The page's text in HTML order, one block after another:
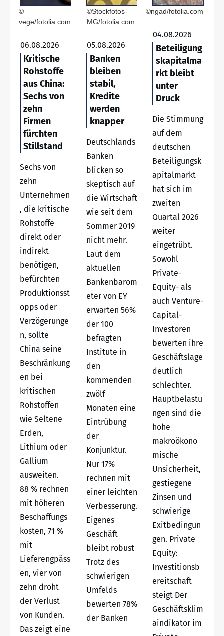
©
vege/fotolia.com
06.08.2026
Kritische
Rohstoffe
aus China:
Sechs von
zehn
Firmen
fürchten
Stillstand
Sechs von
zehn
Unternehmen
, die kritische
Rohstoffe
direkt oder
indirekt
benötigen,
befürchten
Produktionsst
opps oder
Verzögerunge
n, sollte
China seine
Beschränkung
en bei
kritischen
Rohstoffen
wie Seltene
Erden,
Lithium oder
Gallium
ausweiten.
88 % rechnen
mit höheren
Beschaffungs
kosten, 71 %
mit
Lieferengpäss
en, vier von
zehn droht
der Verlust
von Kunden.
Das zeigt eine
©Stockfotos-
MG/fotolia.com
05.08.2026
Banken
bleiben
stabil,
Kredite
werden
knapper
Deutschlands
Banken
blicken so
skeptisch auf
die Wirtschaft
wie seit dem
Sommer 2019
nicht mehr.
Laut dem
aktuellen
Bankenbarom
eter von EY
erwarten 56%
der 100
befragten
Institute in
den
kommenden
zwölf
Monaten eine
Eintrübung
der
Konjunktur.
Nur 17%
rechnen mit
einer leichten
Verbesserung.
Eigenes
Geschäft
bleibt robust
Trotz des
schwierigen
Umfelds
bewerten 78%
der Banken
©ngad/fotolia.com
04.08.2026
Beteiligung
skapitalma
rkt bleibt
unter
Druck
Die Stimmung
auf dem
deutschen
Beteiligungsk
apitalmarkt
hat sich im
zweiten
Quartal 2026
weiter
eingetrübt.
Sowohl
Private-
Equity- als
auch Venture-
Capital-
Investoren
bewerten ihre
Geschäftslage
deutlich
schlechter.
Hauptbelastu
ngen sind die
hohe
makroökono
mische
Unsicherheit,
gestiegene
Zinsen und
schwierige
Exitbedingun
gen. Private
Equity:
Investitionsb
ereitschaft
steigt Der
Geschäftsklim
aindikator im